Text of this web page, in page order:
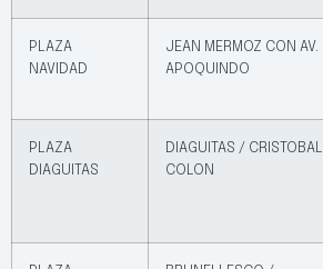
PLAZA
NAVIDAD
JEAN MERMOZ CON AV.
APOQUINDO
PLAZA
DIAGUITAS
DIAGUITAS / CRISTOBAL
COLON